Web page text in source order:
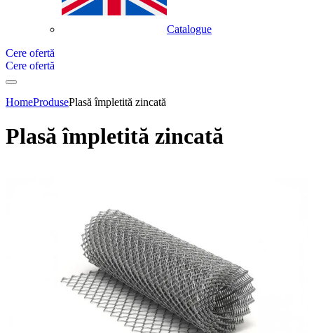
Catalogue
Cere ofertă
Cere ofertă
HomeProdusePlasă împletită zincată
Plasă împletită zincată